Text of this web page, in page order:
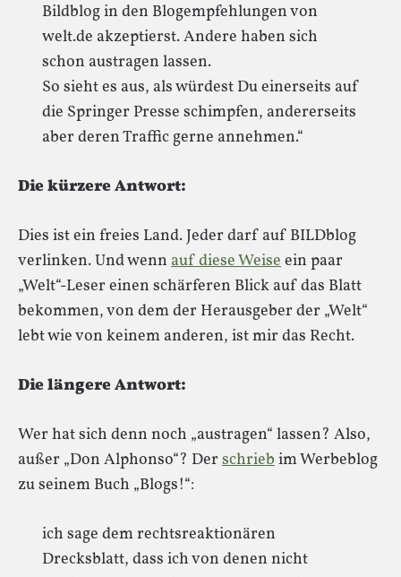
Bildblog in den Blogempfehlungen von
welt.de akzeptierst. Andere haben sich
schon austragen lassen.
So sieht es aus, als würdest Du einerseits auf
die Springer Presse schimpfen, andererseits
aber deren Traffic gerne annehmen.“
Die kürzere Antwort:
Dies ist ein freies Land. Jeder darf auf BILDblog
verlinken. Und wenn auf diese Weiseein paar
„Welt“-Leser einen schärferen Blick auf das Blatt
bekommen, von dem der Herausgeber der „Welt“
lebt wie von keinem anderen, ist mir das Recht.
Die längere Antwort:
Wer hat sich denn noch „austragen“ lassen? Also,
außer „Don Alphonso“? Der schriebim Werbeblog
zu seinem Buch „Blogs!“:
ich sage dem rechtsreaktionären
Drecksblatt, dass ich von denen nicht